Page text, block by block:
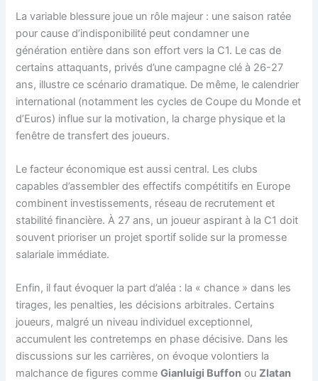
La variable blessure joue un rôle majeur : une saison ratée
pour cause d’indisponibilité peut condamner une
génération entière dans son effort vers la C1. Le cas de
certains attaquants, privés d’une campagne clé à 26-27
ans, illustre ce scénario dramatique. De même, le calendrier
international (notamment les cycles de Coupe du Monde et
d’Euros) influe sur la motivation, la charge physique et la
fenêtre de transfert des joueurs.
Le facteur économique est aussi central. Les clubs
capables d’assembler des effectifs compétitifs en Europe
combinent investissements, réseau de recrutement et
stabilité financière. À 27 ans, un joueur aspirant à la C1 doit
souvent prioriser un projet sportif solide sur la promesse
salariale immédiate.
Enfin, il faut évoquer la part d’aléa : la « chance » dans les
tirages, les penalties, les décisions arbitrales. Certains
joueurs, malgré un niveau individuel exceptionnel,
accumulent les contretemps en phase décisive. Dans les
discussions sur les carrières, on évoque volontiers la
malchance de figures commeGianluigi Buffon ouZlatan